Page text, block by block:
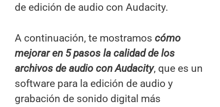
de edición de audio con Audacity.
A continuación, te mostramos cómo
mejorar en 5 pasos la calidad de los
archivos de audio con Audacity, que es un
software para la edición de audio y
grabación de sonido digital más